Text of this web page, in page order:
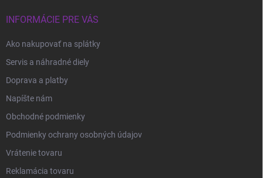
INFORMÁCIE PRE VÁS
Ako nakupovať na splátky
Servis a náhradné diely
Doprava a platby
Napíšte nám
Obchodné podmienky
Podmienky ochrany osobných údajov
Vrátenie tovaru
Reklamácia tovaru